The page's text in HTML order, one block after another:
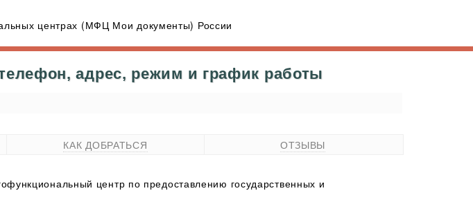
центрах (МФЦ Мои документы) России
адрес, режим и график работы
КАК ДОБРАТЬСЯ ОТЗЫВЫ
центр по предоставлению государственных и